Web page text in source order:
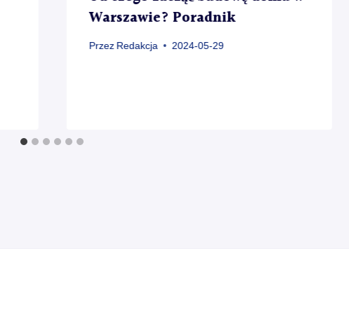
Warszawie? Poradnik
Przez Redakcja 2024-05-29